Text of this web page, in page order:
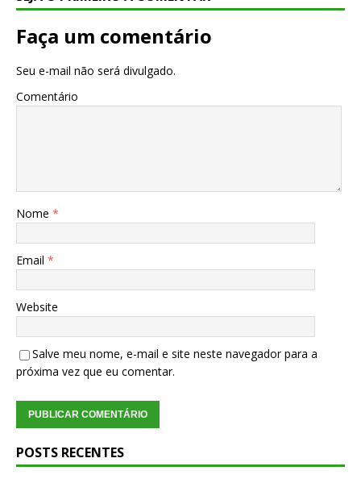
Faça um comentário
Seu e-mail não será divulgado.
Comentário
Nome *
Email *
Website
Salve meu nome, e-mail e site neste navegador para a
próxima vez que eu comentar.
POSTS RECENTES